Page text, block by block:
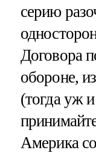
серию
Договора
обороне,
(тогда уж
Америка